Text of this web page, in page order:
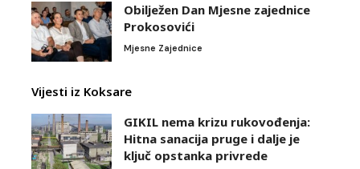
Obilježen Dan Mjesne zajednice
Prokosovići
Mjesne Zajednice
Vijesti iz Koksare
GIKIL nema krizu rukovođenja:
Hitna sanacija pruge i dalje je
ključ opstanka privrede